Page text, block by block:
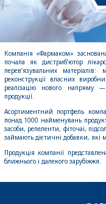
Компанія «Фармаком»
почала як дистриб’ютор
перев’язувальних
реконструкції власних
реалізацію нового напряму
продукції.
Асортиментний портфель
понад 1000 найменувань
засоби, репеленти, фіточаї,
займають дієтичні добавки, які
Продукція компанії
ближнього і далекого зарубіжжя.